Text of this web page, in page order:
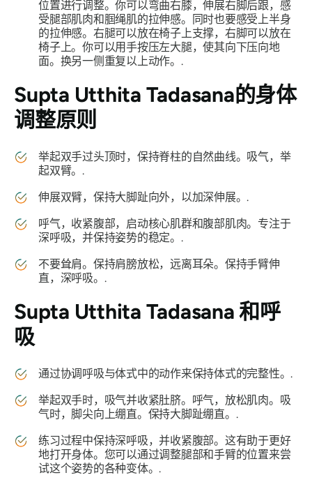
位置进行调整。你可以弯曲右膝，伸展右脚后跟，感
受腿部肌肉和腘绳肌的拉伸感。同时也要感受上半身
的拉伸感。右腿可以放在椅子上支撑，右脚可以放在
椅子上。你可以用手按压左大腿，使其向下压向地
面。换另一侧重复以上动作。.
Supta Utthita Tadasana的身体
调整原则
举起双手过头顶时，保持脊柱的自然曲线。吸气，举
起双臂。.
伸展双臂，保持大脚趾向外，以加深伸展。.
呼气，收紧腹部，启动核心肌群和腹部肌肉。专注于
深呼吸，并保持姿势的稳定。.
不要耸肩。保持肩膀放松，远离耳朵。保持手臂伸
直，深呼吸。.
Supta Utthita Tadasana和呼
吸
通过协调呼吸与体式中的动作来保持体式的完整性。.
举起双手时，吸气并收紧肚脐。呼气，放松肌肉。吸
气时，脚尖向上绷直。保持大脚趾绷直。.
练习过程中保持深呼吸，并收紧腹部。这有助于更好
地打开身体。您可以通过调整腿部和手臂的位置来尝
试这个姿势的各种变体。.